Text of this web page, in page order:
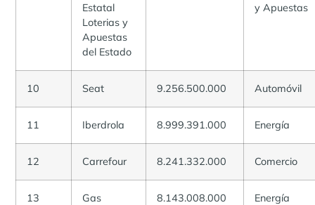
Estatal
Loterias y
Apuestas
del Estado
y Apuestas
10 Seat 9.256.500.000 Automóvil
11 Iberdrola 8.999.391.000 Energía
12 Carrefour 8.241.332.000 Comercio
13
Gas
8.143.008.000 Energía